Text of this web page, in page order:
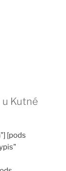
Kutné
[pods